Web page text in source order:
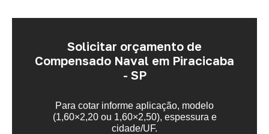
Solicitar orçamento de
Compensado Naval em Piracicaba
- SP
Para cotar informe aplicação, modelo
(1,60×2,20 ou 1,60×2,50), espessura e
cidade/UF.